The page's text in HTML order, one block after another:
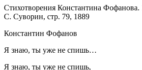
Стихотворения Константина
С. Суворин, стр. 79, 1889
Константин Фофанов
Я знаю, ты уже не спишь…
Я знаю, ты уже не спишь,